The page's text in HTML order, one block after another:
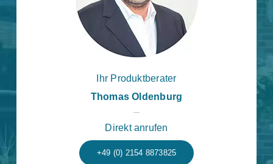
Ihr Produktberater
Thomas Oldenburg
Direkt anrufen
+49 (0) 2154 8873825